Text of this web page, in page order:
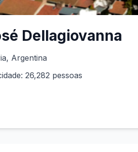
Dellagiovanna
, Argentina
26,282 pessoas